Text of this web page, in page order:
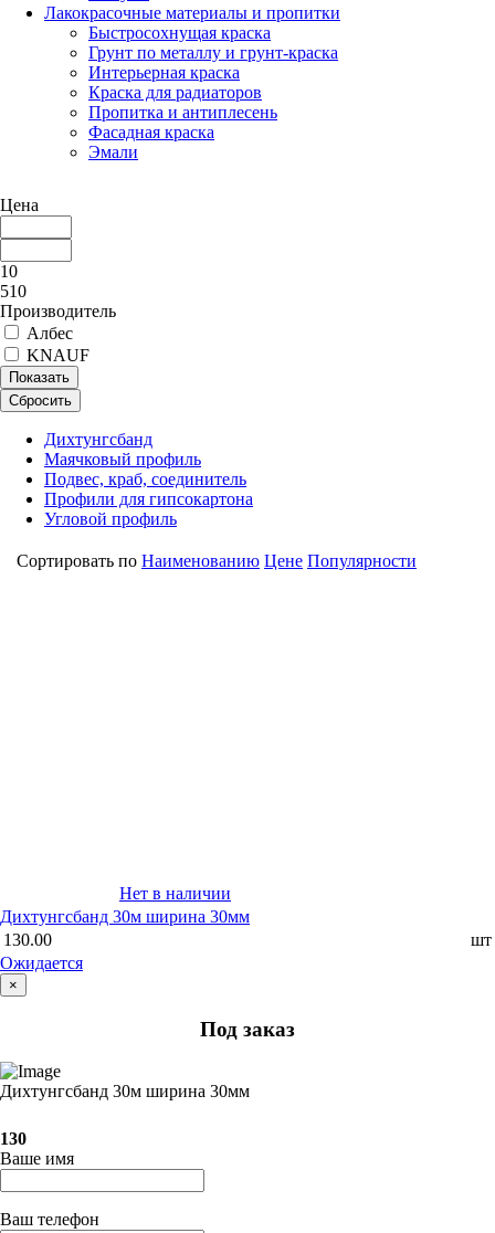
Лакокрасочные материалы и пропитки
Быстросохнущая краска
Грунт по металлу и грунт-краска
Интерьерная краска
Краска для радиаторов
Пропитка и антиплесень
Фасадная краска
Эмали
Цена
10
510
Производитель
Албес
KNAUF
Показать
Сбросить
Дихтунгсбанд
Маячковый профиль
Подвес, краб, соединитель
Профили для гипсокартона
Угловой профиль
Сортировать по Наименованию Цене Популярности
Нет в наличии
Дихтунгсбанд 30м ширина 30мм
130.00
шт
Ожидается
×
Под заказ
Дихтунгсбанд 30м ширина 30мм
130
Ваше имя
Ваш телефон